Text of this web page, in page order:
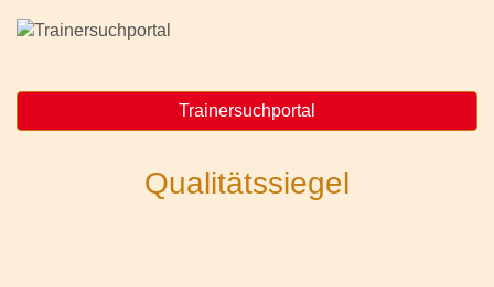
Trainersuchportal
Qualitätssiegel